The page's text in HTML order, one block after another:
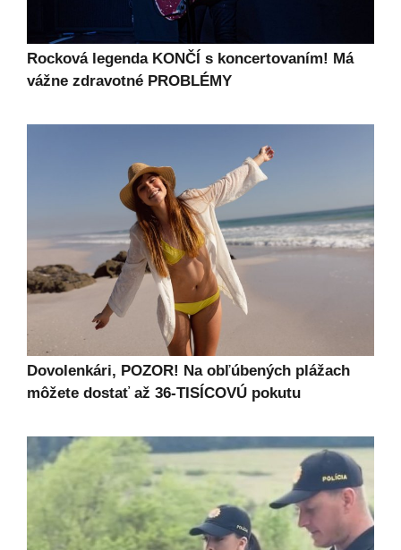
Rocková legenda KONČÍ s koncertovaním! Má
vážne zdravotné PROBLÉMY
Dovolenkári, POZOR! Na obľúbených plážach
môžete dostať až 36-TISÍCOVÚ pokutu